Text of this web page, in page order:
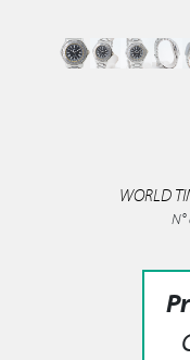
WORLD